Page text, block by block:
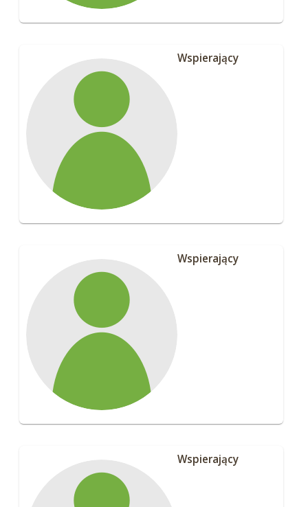
Wspierający
Wspierający
Wspierający